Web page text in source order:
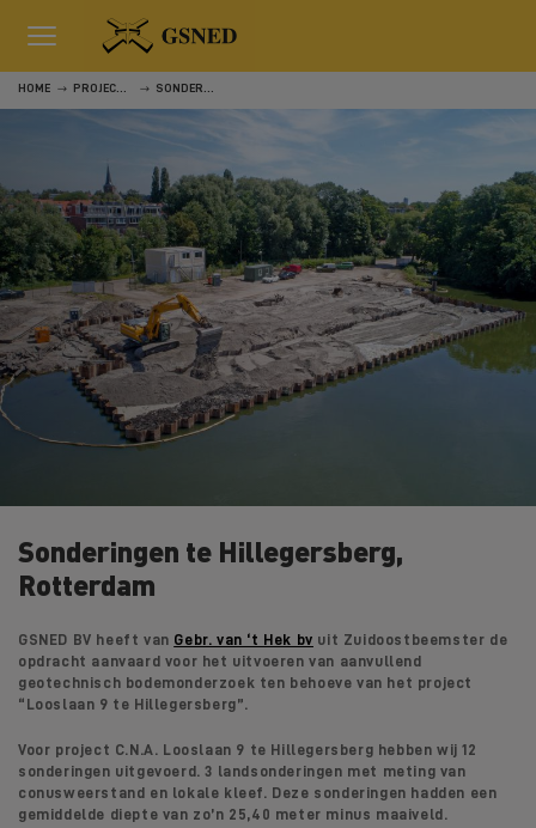
HOME PROJECTEN SONDERINGEN TE HILLEGERSBERG, ROTTERDAM
Sonderingen te Hillegersberg,
Rotterdam
GSNED BV heeft van Gebr. van ‘t Hek bv uit Zuidoostbeemster de
opdracht aanvaard voor het uitvoeren van aanvullend
geotechnisch bodemonderzoek ten behoeve van het project
“Looslaan 9 te Hillegersberg”.
Voor project C.N.A. Looslaan 9 te Hillegersberg hebben wij 12
sonderingen uitgevoerd. 3 landsonderingen met meting van
conusweerstand en lokale kleef. Deze sonderingen hadden een
gemiddelde diepte van zo’n 25,40 meter minus maaiveld.